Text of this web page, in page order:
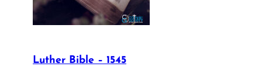
Luther Bible – 1545